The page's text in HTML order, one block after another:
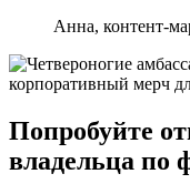
Анна, контент-
Попробуйте
владельца по